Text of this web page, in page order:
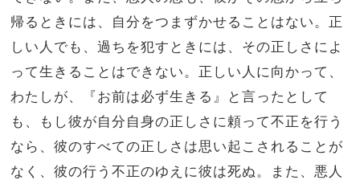
帰るときには、自分をつまずかせることはない。正
しい人でも、過ちを犯すときには、その正しさによ
って生きることはできない。正しい人に向かって、
わたしが、『お前は必ず生きる』と言ったとして
も、もし彼が自分自身の正しさに頼って不正を行う
なら、彼のすべての正しさは思い起こされることが
なく、彼の行う不正のゆえに彼は死ぬ。また、悪人